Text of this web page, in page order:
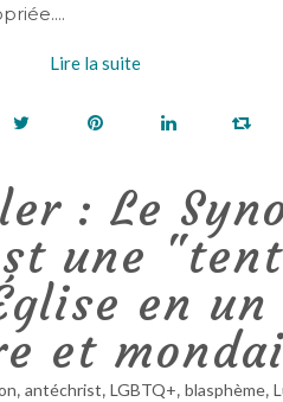
Lire la suite
: Le
une
en
et
, antéchrist, LGBTQ+, blasphème,